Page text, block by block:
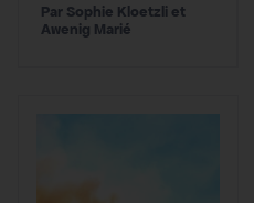
climatique à
l’Assemblée
Sophie Kloetzli et
Awenig Marié